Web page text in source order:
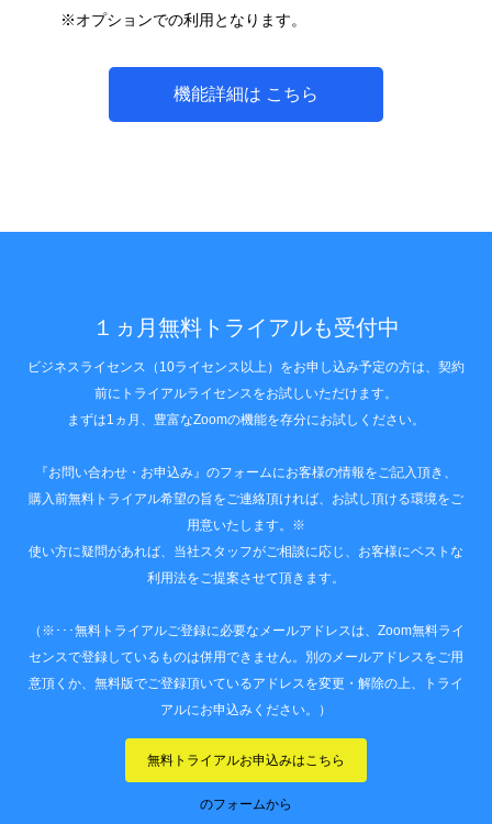
※オプションでの利用となります。
機能詳細は こちら
１ヵ月無料トライアルも受付中
ビジネスライセンス（10ライセンス以上）をお申し込み予定の方は、契約
前にトライアルライセンスをお試しいただけます。
まずは1ヵ月、豊富なZoomの機能を存分にお試しください。
『お問い合わせ・お申込み』のフォームにお客様の情報をご記入頂き、
購入前無料トライアル希望の旨をご連絡頂ければ、お試し頂ける環境をご
用意いたします。※
使い方に疑問があれば、当社スタッフがご相談に応じ、お客様にベストな
利用法をご提案させて頂きます。
（※･･･無料トライアルご登録に必要なメールアドレスは、Zoom無料ライ
センスで登録しているものは併用できません。別のメールアドレスをご用
意頂くか、無料版でご登録頂いているアドレスを変更・解除の上、トライ
アルにお申込みください。）
無料トライアルお申込みはこちら
のフォームから